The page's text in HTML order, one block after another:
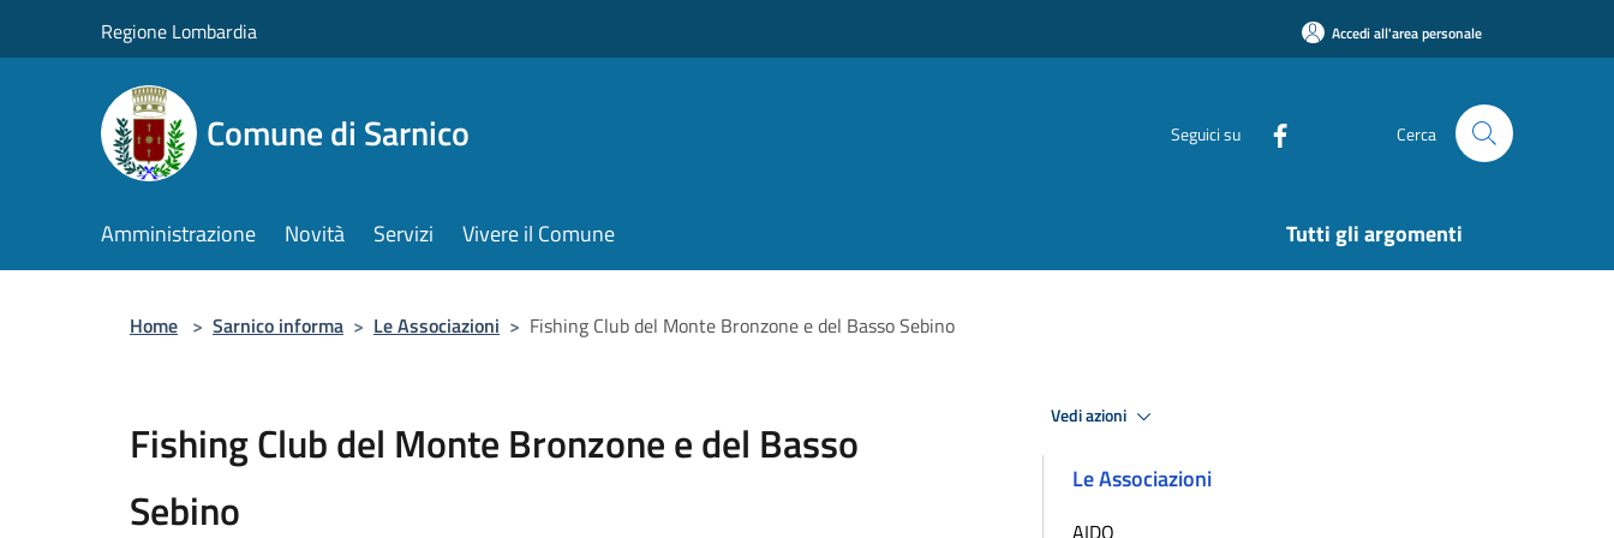
Regione Lombardia Accedi all'area personale
Comune di Sarnico Seguici su Cerca
Amministrazione Novità Servizi Vivere il Comune Tutti gli argomenti
Home > Sarnico informa > Le Associazioni > Fishing Club del Monte Bronzone e del Basso Sebino
Fishing Club del Monte Bronzone e del Basso
Sebino
Vedi azioni
Le Associazioni
AIDO